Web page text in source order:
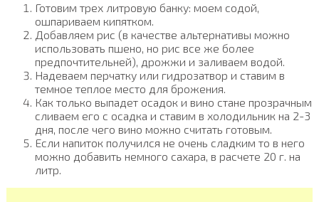
Готовим трех литровую банку: моем содой,
ошпариваем кипятком.
Добавляем рис (в качестве альтернативы можно
использовать пшено, но рис все же более
предпочтительней), дрожжи и заливаем водой.
Надеваем перчатку или гидрозатвор и ставим в
темное теплое место для брожения.
Как только выпадет осадок и вино стане прозрачным
сливаем его с осадка и ставим в холодильник на 2-3
дня, после чего вино можно считать готовым.
Если напиток получился не очень сладким то в него
можно добавить немного сахара, в расчете 20 г. на
литр.